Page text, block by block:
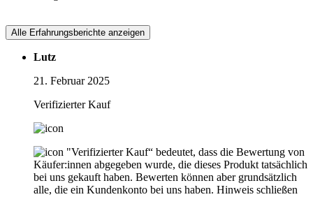
Alle Erfahrungsberichte anzeigen
Lutz
21. Februar 2025
Verifizierter Kauf
"Verifizierter Kauf“ bedeutet, dass die Bewertung von
Käufer:innen abgegeben wurde, die dieses Produkt tatsächlich
bei uns gekauft haben. Bewerten können aber grundsätzlich
alle, die ein Kundenkonto bei uns haben. Hinweis schließen